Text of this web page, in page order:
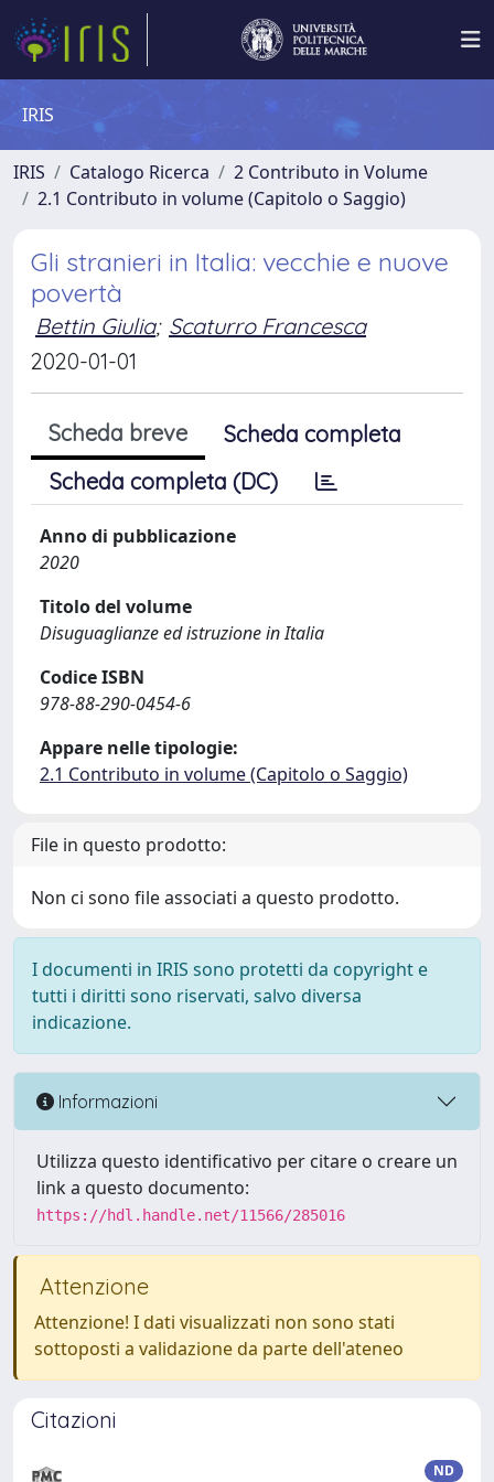
IRIS
IRIS Catalogo Ricerca
2 Contributo in Volume
2.1 Contributo in volume (Capitolo o Saggio)
Gli stranieri in Italia: vecchie e nuove
povertà
Bettin Giulia; Scaturro Francesca
2020-01-01
Scheda breve
Scheda completa
Scheda completa (DC)
Anno di pubblicazione
2020
Titolo del volume
Disuguaglianze ed istruzione in Italia
Codice ISBN
978-88-290-0454-6
Appare nelle tipologie:
2.1 Contributo in volume (Capitolo o Saggio)
File in questo prodotto:
Non ci sono file associati a questo prodotto.
I documenti in IRIS sono protetti da copyright e
tutti i diritti sono riservati, salvo diversa
indicazione.
Informazioni
Utilizza questo identificativo per citare o creare un
link a questo documento:
https://hdl.handle.net/11566/285016
Attenzione
Attenzione! I dati visualizzati non sono stati
sottoposti a validazione da parte dell'ateneo
Citazioni
ND